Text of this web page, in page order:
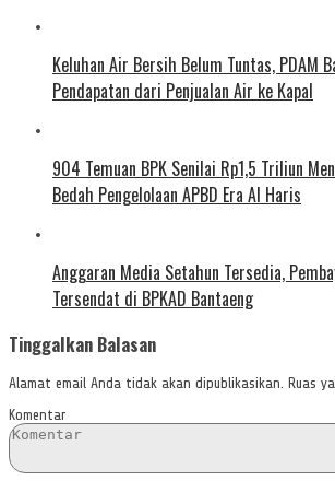
Keluhan Air Bersih Belum Tuntas, PDAM
Pendapatan dari Penjualan Air ke Kapal
904 Temuan BPK Senilai Rp1,5 Triliun
Bedah Pengelolaan APBD Era Al Haris
Anggaran Media Setahun Tersedia,
Tersendat di BPKAD Bantaeng
Tinggalkan Balasan
Alamat email Anda tidak akan dipublikasikan. Ruas
Komentar